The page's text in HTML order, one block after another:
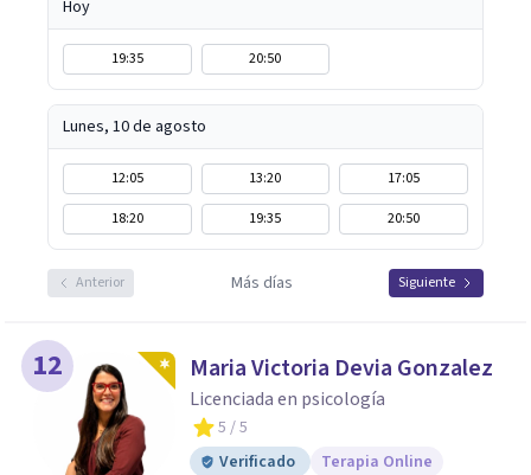
Hoy
19:35 20:50
Lunes, 10 de agosto
12:05 13:20
17:05
18:20
19:35 20:50
Anterior Más días Siguiente
12 Maria Victoria Devia Gonzalez
Licenciada en psicología
5 / 5
Verificado
Terapia Online